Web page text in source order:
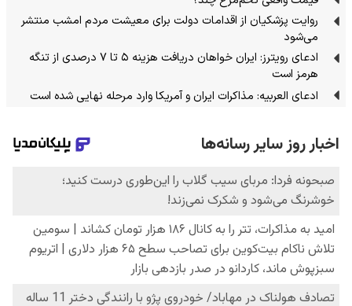
روایت پزشکیان از اقدامات دولت برای معیشت مردم امشب منتشر
می‌شود
ادعای رویترز: ایران خواهان دریافت هزینه ۵ تا ۷ درصدی از تنگه
هرمز است
ادعای العربیه: مذاکرات ایران و آمریکا وارد مرحله نهایی شده است